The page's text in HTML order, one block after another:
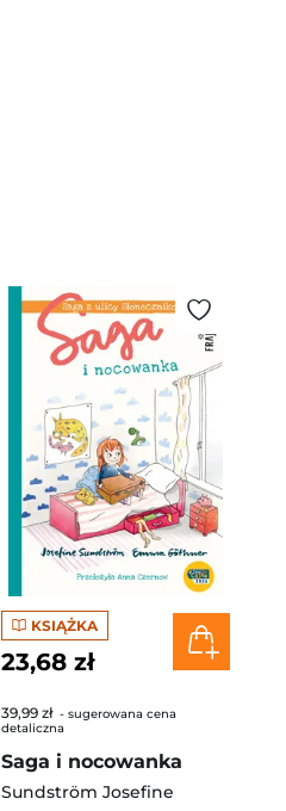
KSIĄŻKA
23,68 zł
39,99 zł - sugerowana cena
detaliczna
Saga i nocowanka
Sundström Josefine